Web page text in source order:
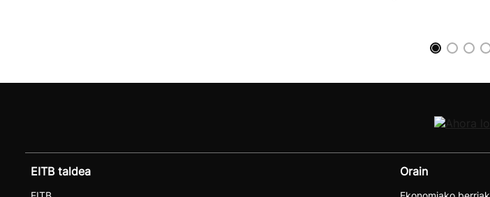
EITB taldea Orain